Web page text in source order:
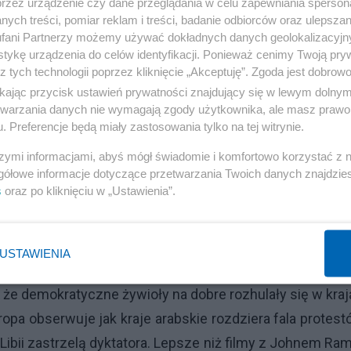
na Youtube.
politycznych (ja bym do tego też dorzucił
wykształcania się feudalizmu. Nie potrzebna
brzuch i osłona w postaci silnego ramienia w
osobista. A dziś? Czy troskliwe korporacje,
z mieszkaniem i przedszkolem dla dzieci,
Albo czy Amerykanin poddający się bez
na myśl składającego hołd lenny wasala?
bajeczka, która właśnie rozsypuje się po
demokratyczne żywioły na dobre rozhulały się w
obserwuje jak kraje arabskie rozdziera fala
zastrzelą dyktatora. Lepsze niż filmy z Johnem
treści, pomiar reklam i treści, badanie odbiorców oraz
Partnerzy możemy używać dokładnych danych
urządzenia do celów identyfikacji. Ponieważ cenimy Twoją
tych technologii poprzez kliknięcie „Akceptuję”. Zgoda jest
przycisk ustawień prywatności znajdujący się w lewym
danych nie wymagają zgody użytkownika, ale masz
Preferencje będą miały zastosowania tylko na tej witrynie.
informacjami, abyś mógł świadomie i komfortowo korzystać z
informacje dotyczące przetwarzania Twoich danych
oraz po kliknięciu w „Ustawienia”.
USTAWIENIA